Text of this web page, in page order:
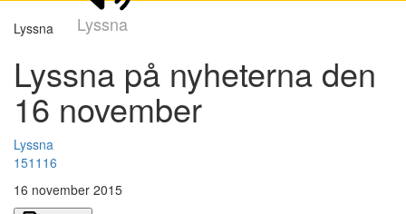
Lyssna
Lyssna
Lyssna på nyheterna den
16 november
Lyssna
151116
16 november 2015